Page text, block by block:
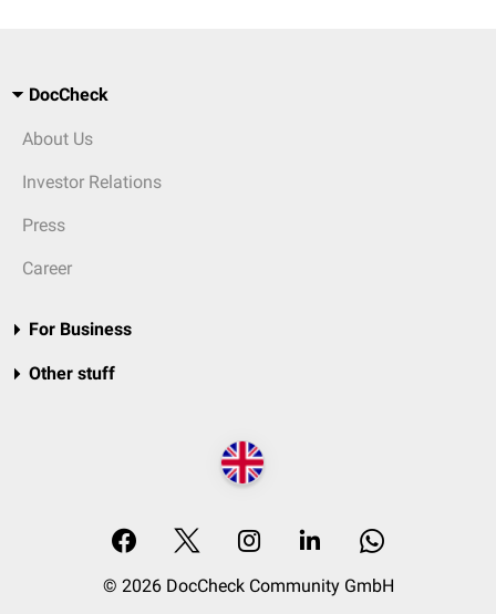
DocCheck
About Us
Investor Relations
Press
Career
For Business
Other stuff
© 2026 DocCheck Community GmbH